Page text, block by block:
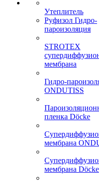
Утеплитель
Руфизол Гидро-
пароизоляция
STROTEX
мембрана
Гидро-
ONDUTISS
пленка Döcke
мембрана
мембрана Döcke